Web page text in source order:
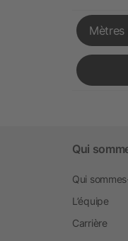
Qui
Qui
L’équipe
Carrière